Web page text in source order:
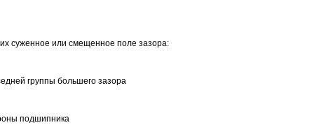
суженное или смещенное поле зазора:
группы большего зазора
подшипника